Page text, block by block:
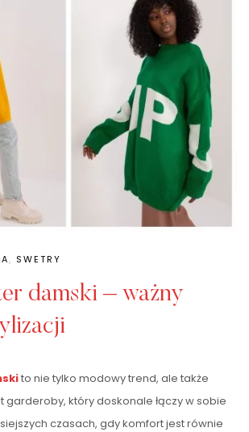
, SWETRY
damski – ważny
to nie tylko modowy trend, ale także
garderoby, który doskonale łączy w sobie
czasach, gdy komfort jest równie